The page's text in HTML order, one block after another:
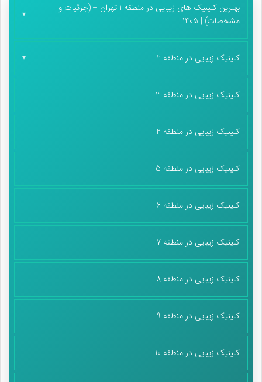
بهترین کلینیک های زیبایی در منطقه 1 تهران + (جزئیات و
مشخصات) | 1405
کلینیک زیبایی در منطقه 2
کلینیک زیبایی در منطقه 3
کلینیک زیبایی در منطقه 4
کلینیک زیبایی در منطقه 5
کلینیک زیبایی در منطقه 6
کلینیک زیبایی در منطقه 7
کلینیک زیبایی در منطقه 8
کلینیک زیبایی در منطقه 9
کلینیک زیبایی در منطقه 10